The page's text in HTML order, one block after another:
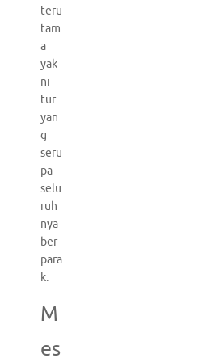
teru
tam
a
yak
ni
tur
yan
g
seru
pa
selu
ruh
nya
ber
para
k.
M
es